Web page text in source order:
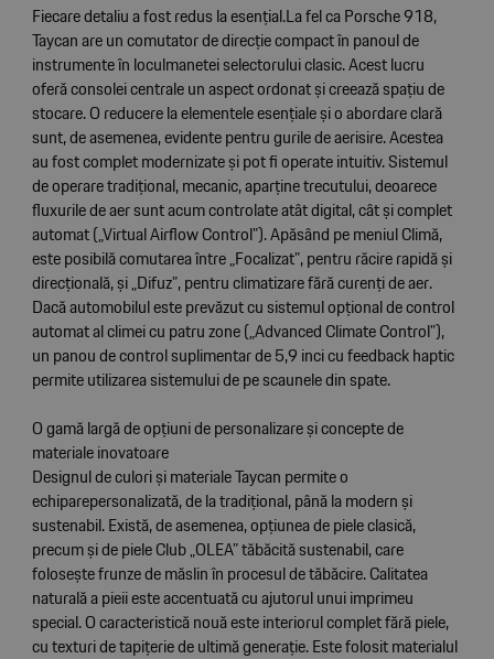
Fiecare detaliu a fost redus la esențial.La fel ca Porsche 918,
Taycan are un comutator de direcție compact în panoul de
instrumente în loculmanetei selectorului clasic. Acest lucru
oferă consolei centrale un aspect ordonat și creează spațiu de
stocare. O reducere la elementele esențiale și o abordare clară
sunt, de asemenea, evidente pentru gurile de aerisire. Acestea
au fost complet modernizate și pot fi operate intuitiv. Sistemul
de operare tradițional, mecanic, aparține trecutului, deoarece
fluxurile de aer sunt acum controlate atât digital, cât și complet
automat („Virtual Airflow Control”). Apăsând pe meniul Climă,
este posibilă comutarea între „Focalizat”, pentru răcire rapidă și
direcțională, și „Difuz”, pentru climatizare fără curenți de aer.
Dacă automobilul este prevăzut cu sistemul opțional de control
automat al climei cu patru zone („Advanced Climate Control”),
un panou de control suplimentar de 5,9 inci cu feedback haptic
permite utilizarea sistemului de pe scaunele din spate.
O gamă largă de opțiuni de personalizare și concepte de
materiale inovatoare
Designul de culori și materiale Taycan permite o
echiparepersonalizată, de la tradițional, până la modern și
sustenabil. Există, de asemenea, opțiunea de piele clasică,
precum și de piele Club „OLEA” tăbăcită sustenabil, care
folosește frunze de măslin în procesul de tăbăcire. Calitatea
naturală a pieii este accentuată cu ajutorul unui imprimeu
special. O caracteristică nouă este interiorul complet fără piele,
cu texturi de tapițerie de ultimă generație. Este folosit materialul